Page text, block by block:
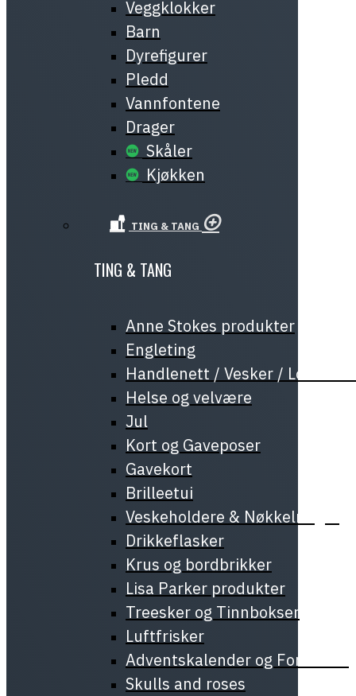
Veggklokker
Barn
Dyrefigurer
Pledd
Vannfontene
Drager
Skåler
Kjøkken
TING & TANG
TING & TANG
Anne Stokes produkter
Engleting
Handlenett / Vesker /
Helse og velvære
Jul
Kort og Gaveposer
Gavekort
Brilleetui
Veskeholdere & Nøkkelringer
Drikkeflasker
Krus og bordbrikker
Lisa Parker produkter
Treesker og Tinnbokser
Luftfrisker
Adventskalender og
Skulls and roses